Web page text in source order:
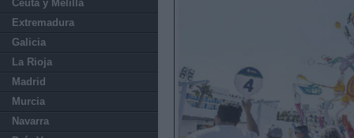
Ceuta y Melilla
Extremadura
Galicia
La Rioja
Madrid
Murcia
Navarra